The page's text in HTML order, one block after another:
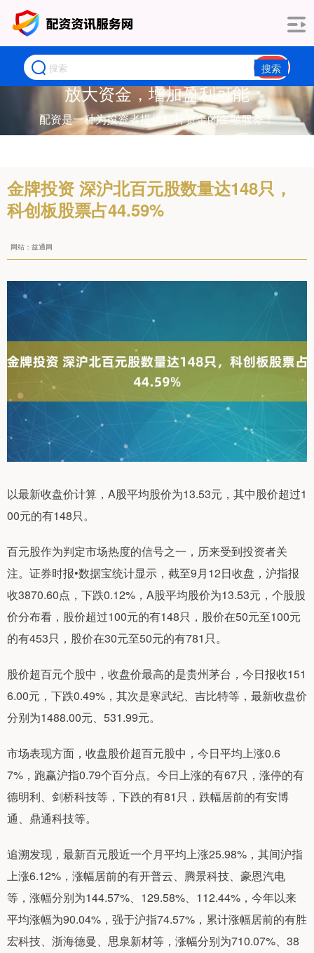
搜索
放大资金，增加盈利可能
配资是一种为投资者提供杠杆资金的金融服务！
金牌投资 深沪北百元股数量达148只，
科创板股票占44.59%
网站：益通网
以最新收盘价计算，A股平均股价为13.53元，其中股价超过1
00元的有148只。
百元股作为判定市场热度的信号之一，历来受到投资者关
注。证券时报•数据宝统计显示，截至9月12日收盘，沪指报
收3870.60点，下跌0.12%，A股平均股价为13.53元，个股股
价分布看，股价超过100元的有148只，股价在50元至100元
的有453只，股价在30元至50元的有781只。
股价超百元个股中，收盘价最高的是贵州茅台，今日报收151
6.00元，下跌0.49%，其次是寒武纪、吉比特等，最新收盘价
分别为1488.00元、531.99元。
市场表现方面，收盘股价超百元股中，今日平均上涨0.6
7%，跑赢沪指0.79个百分点。今日上涨的有67只，涨停的有
德明利、剑桥科技等，下跌的有81只，跌幅居前的有安博
通、鼎通科技等。
追溯发现，最新百元股近一个月平均上涨25.98%，其间沪指
上涨6.12%，涨幅居前的有开普云、腾景科技、豪恩汽电
等，涨幅分别为144.57%、129.58%、112.44%，今年以来
平均涨幅为90.04%，强于沪指74.57%，累计涨幅居前的有胜
宏科技、浙海德曼、思泉新材等，涨幅分别为710.07%、38